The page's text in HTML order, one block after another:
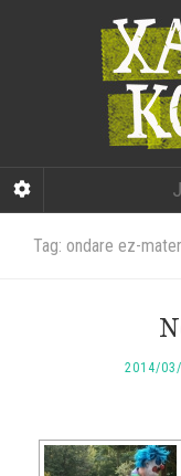
Tag: ondare ez-
2014/